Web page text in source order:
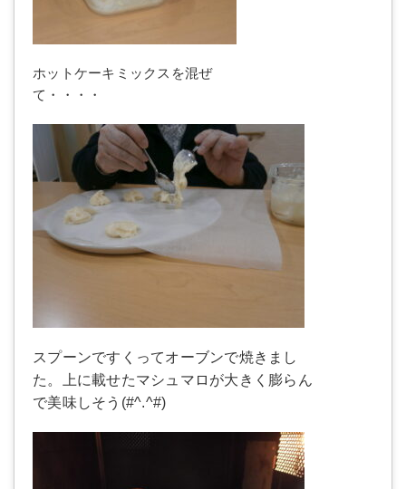
ホットケーキミックスを混ぜ
て・・・・
スプーンですくってオーブンで焼きまし
た。上に載せたマシュマロが大きく膨らん
で美味しそう(#^.^#)